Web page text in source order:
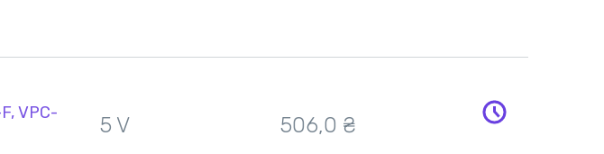
VPC-
5 V 506,0 ₴